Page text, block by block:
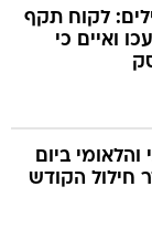
לקוח תקף
ואיים כי
והלאומי ביום
חילול הקודש